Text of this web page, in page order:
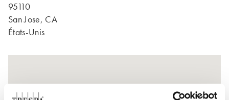
95110
San Jose, CA
États-Unis